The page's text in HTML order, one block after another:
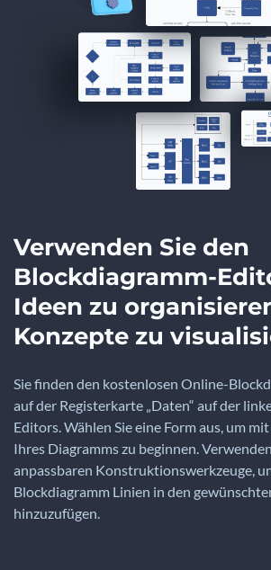
Verwenden Sie den
Blockdiagramm-
Ideen zu
Konzepte zu
Sie finden den kostenlosen Online-
auf der Registerkarte „Daten“ auf der
Editors. Wählen Sie eine Form aus, um
Ihres Diagramms zu beginnen.
anpassbaren Konstruktionswerkzeuge,
Blockdiagramm Linien in den
hinzuzufügen.